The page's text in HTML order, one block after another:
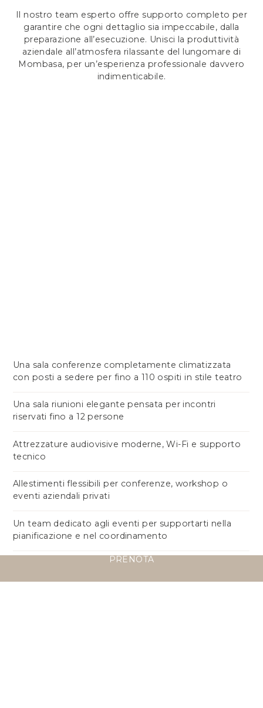
Il nostro team esperto offre supporto completo per
garantire che ogni dettaglio sia impeccabile, dalla
preparazione all’esecuzione. Unisci la produttività
aziendale all’atmosfera rilassante del lungomare di
Mombasa, per un’esperienza professionale davvero
indimenticabile.
Una sala conferenze completamente climatizzata
con posti a sedere per fino a 110 ospiti in stile teatro
Una sala riunioni elegante pensata per incontri
riservati fino a 12 persone
Attrezzature audiovisive moderne, Wi-Fi e supporto
tecnico
Allestimenti flessibili per conferenze, workshop o
eventi aziendali privati
Un team dedicato agli eventi per supportarti nella
pianificazione e nel coordinamento
Pacchetti su misura con pause caffè, pranzi di lavoro,
PRENOTA